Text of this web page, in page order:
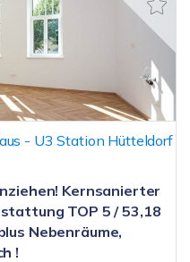
- U3 Station Hütteldorf
Kernsanierter
TOP 5 / 53,18
Nebenräume,
!